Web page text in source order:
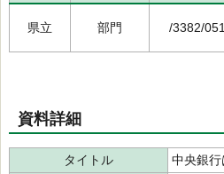
県立 部門 /3382/
資料詳細
タイトル
中央銀